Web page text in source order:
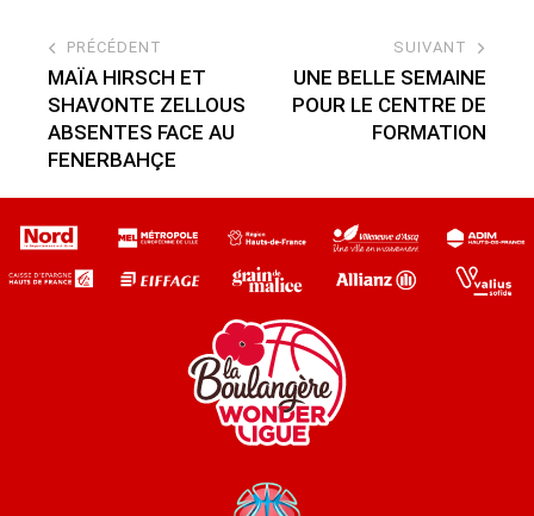
PRÉCÉDENT
MAÏA HIRSCH ET
SHAVONTE ZELLOUS
ABSENTES FACE AU
FENERBAHÇE
SUIVANT
UNE BELLE SEMAINE
POUR LE CENTRE DE
FORMATION